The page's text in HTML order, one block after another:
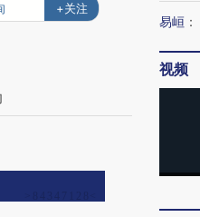
+关注
易峘 ：
视频